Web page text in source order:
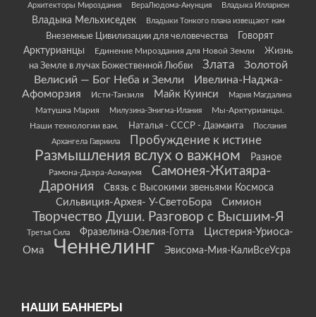
Архитекторы Мироздания ВераЛюдома-Анунция Владыка Илларион
Владыка Мельхиседек Владыки Тонкого плана извещают нам
Внеземные Цивилизации для человечества
Говорят
Арктурианцы
Единение Мироздания для Новой Земли
Жизнь
на Земле в лучах Божественной Любви
Злата
Золотой
Велисий — Бог Неба и Земли
Ивелина-Наджа-
Афоморзия
Исти-Танзиля Майк Куинси Мария Магдалина
Матушка Мария Милузина-Энигма-Илания
Мы-Арктурианцы.
Наши технологии вам.
Наталья - СССР - Даэманта
Послания
Архангела Гавриила
Пробуждение к истине
Размышления вслух о важном Разное
Рамона-Даэра-Аомаумя
Самонея-Житаяра-
Дарония
Связь с Высокими звеньями Космоса
Сильвиция-Архея- У-СветоБора Симион
Творчество Души. Разговор с Высшим-Я
Третья Сила Фразелина-Озелия-Готта
Цистерия-Уриоса-
Ома
Ченнелинг Эвисома-Мия-КалиВсеУсра
НАШИ БАННЕРЫ